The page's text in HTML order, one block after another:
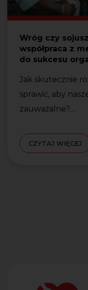
Wróg czy
współpraca z
do sukcesu
Jak skutecznie
sprawić, aby
zauważalne?…
CZYTAJ WIĘCEJ